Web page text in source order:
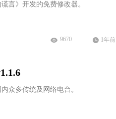
言》开发的免费修改器。
9670 1年前
众多传统及网络电台。